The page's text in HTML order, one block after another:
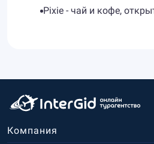
Pixie - чай и кофе,
Компания